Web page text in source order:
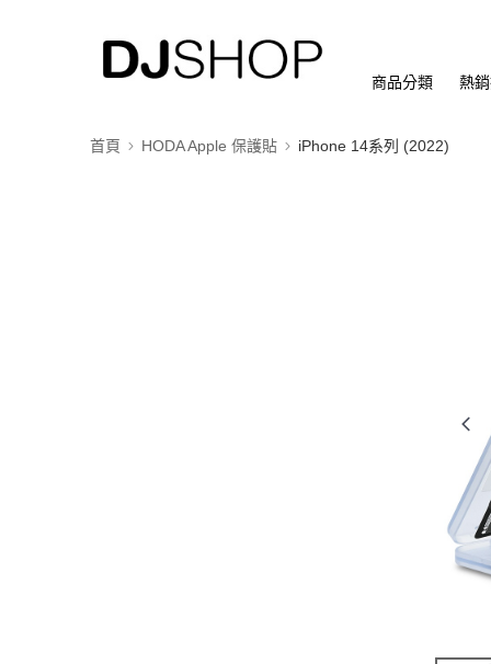
商品分類 熱
首頁 HODA Apple 保護貼 iPhone 14系列 (2022)